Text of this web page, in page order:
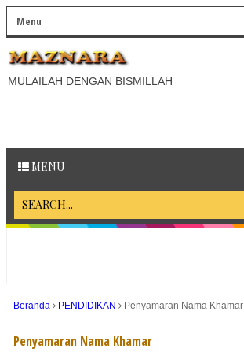
MULAILAH DENGAN BISMILLAH
MENU
Beranda PENDIDIKAN Penyamaran Nama Khamar
Penyamaran Nama Khamar